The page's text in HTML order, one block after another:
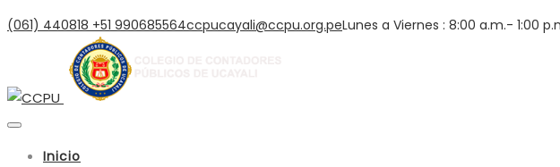
(061) 440818 +51 990685564ccpucayali@ccpu.org.peLunes a Viernes : 8:00 a.m.- 1:00
Inicio